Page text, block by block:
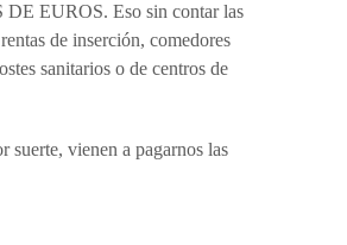
EUROS. Eso sin contar las
de inserción, comedores
sanitarios o de centros de
suerte, vienen a pagarnos las